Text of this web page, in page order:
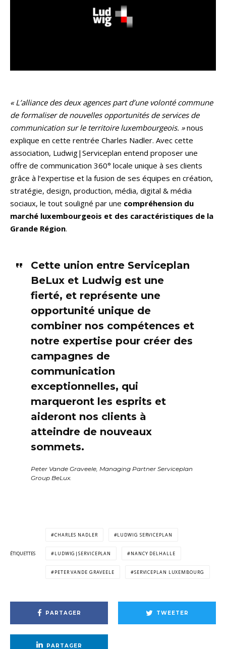
« L’alliance des deux agences part d’une volonté commune
de formaliser de nouvelles opportunités de services de
communication sur le territoire luxembourgeois. »nous
explique en cette rentrée Charles Nadler. Avec cette
association, Ludwig|Serviceplan entend proposer une
offre de communication 360° locale unique à ses clients
grâce à l’expertise et la fusion de ses équipes en création,
stratégie, design, production, média, digital & média
sociaux, le tout souligné par une compréhension du
marché luxembourgeois et des caractéristiques de la
Grande Région.
Cette union entre Serviceplan
BeLux et Ludwig est une
fierté, et représente une
opportunité unique de
combiner nos compétences et
notre expertise pour créer des
campagnes de
communication
exceptionnelles, qui
marqueront les esprits et
aideront nos clients à
atteindre de nouveaux
sommets.
Peter Vande Graveele, Managing Partner Serviceplan
Group BeLux.
ÉTIQUETTES
CHARLES NADLER LUDWIG SERVICEPLAN
LUDWIG|SERVICEPLAN NANCY DELHALLE
PETER VANDE GRAVEELE SERVICEPLAN LUXEMBOURG
PARTAGER TWEETER
PARTAGER